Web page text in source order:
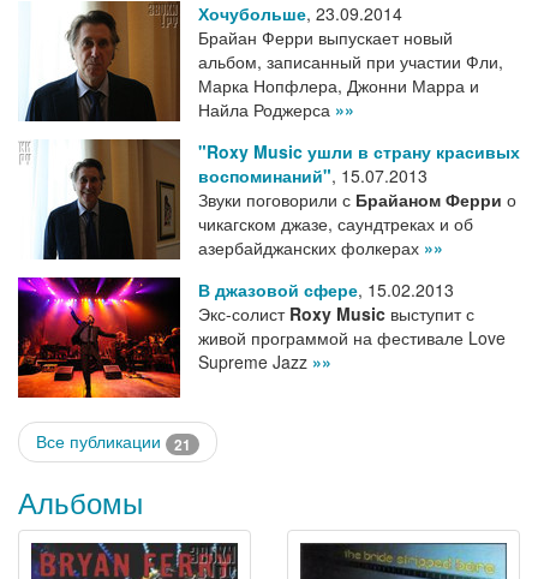
Хочубольше, 23.09.2014
Брайан Ферри выпускает новый
альбом, записанный при участии Фли,
Марка Нопфлера, Джонни Марра и
Найла Роджерса »»
"Roxy Music ушли в страну красивых
воспоминаний", 15.07.2013
Звуки поговорили с Брайаном Ферри о
чикагском джазе, саундтреках и об
азербайджанских фолкерах »»
В джазовой сфере, 15.02.2013
Экс-солист Roxy Music выступит с
живой программой на фестивале Love
Supreme Jazz »»
Все публикации 21
Альбомы